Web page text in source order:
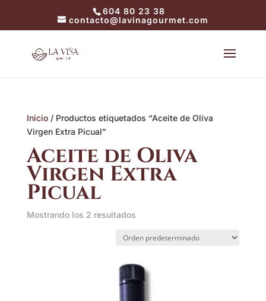
604 80 23 38
contacto@lavinagourmet.com
Inicio/ Productos etiquetados “Aceite de Oliva
Virgen Extra Picual”
Aceite de Oliva
Virgen Extra
Picual
Mostrando los 2 resultados